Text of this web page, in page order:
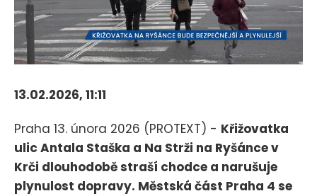
13.02.2026, 11:11
Praha 13. února 2026 (PROTEXT) - Křižovatka
ulic Antala Staška a Na Strži na Ryšánce v
Krči dlouhodobě straší chodce a narušuje
plynulost dopravy. Městská část Praha 4 se